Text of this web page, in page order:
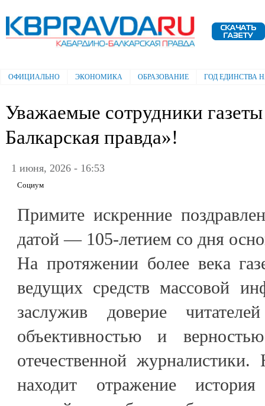
Электронная газета "Кабардино-
Балкарская правда"
Главное меню
ОФИЦИАЛЬНО ЭКОНОМИКА ОБРАЗОВАНИЕ ГОД ЕДИНСТВА
Уважаемые сотрудники
Балкарская правда»!
1 июня, 2026 - 16:53
Социум
Примите искренние
датой — 105-летием со дня
На протяжении более века
ведущих средств массовой
заслужив доверие
объективностью и
отечественной
находит отражение история